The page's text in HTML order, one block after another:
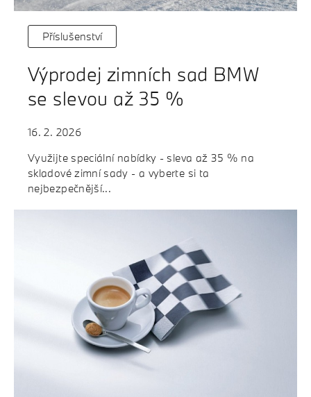
Příslušenství
Výprodej zimních sad BMW
se slevou až 35 %
16. 2. 2026
Využijte speciální nabídky - sleva až 35 % na
skladové zimní sady - a vyberte si ta
nejbezpečnější...